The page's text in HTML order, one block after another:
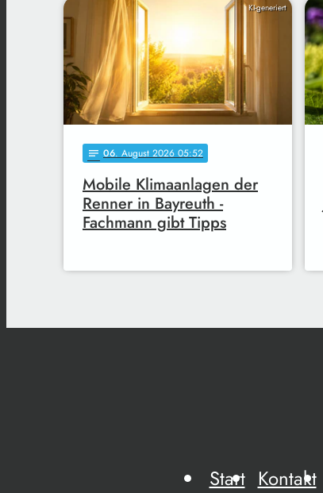
KI-generiert
notes 06. August 2026 05:52
Mobile Klimaanlagen der
Renner in Bayreuth -
Fachmann gibt Tipps
Start Kontakt